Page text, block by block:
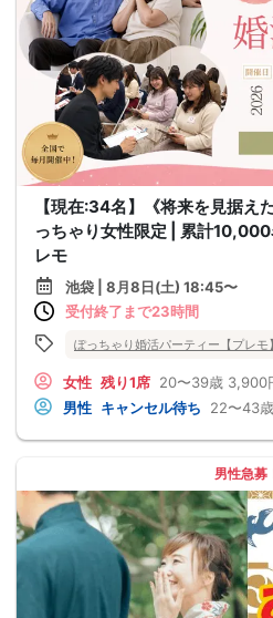
【現在:34名】《将来を見据え
っちゃり女性限定 | 累計
レモ
池袋 | 8月8日(土) 18:45〜
受付終了まで23時間
ぽっちゃり婚活パーティー【プレモ】
女性 残り1席 20〜39歳 3,900
男性 キャンセル待ち 22〜43歳
男性急募